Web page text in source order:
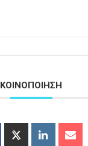
ΚΟΙΝΟΠΟΙΗΣΗ